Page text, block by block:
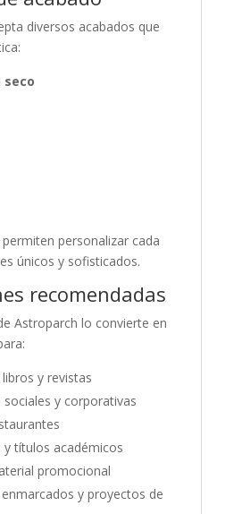
diversos acabados que
seco
personalizar cada
únicos y sofisticados.
recomendadas
Astroparch lo convierte en
libros y revistas
sociales y corporativas
y títulos académicos
promocional
y proyectos de